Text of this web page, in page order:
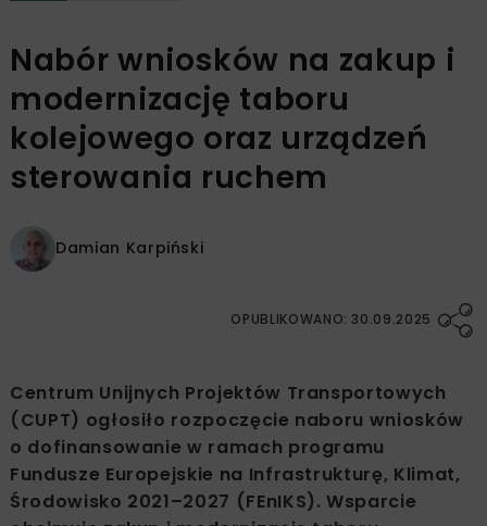
Nabór wniosków na zakup i
modernizację taboru
kolejowego oraz urządzeń
sterowania ruchem
Damian Karpiński
OPUBLIKOWANO: 30.09.2025
Centrum Unijnych Projektów Transportowych
(CUPT) ogłosiło rozpoczęcie naboru wniosków
o dofinansowanie w ramach programu
Fundusze Europejskie na Infrastrukturę, Klimat,
Środowisko 2021–2027 (FEnIKS). Wsparcie